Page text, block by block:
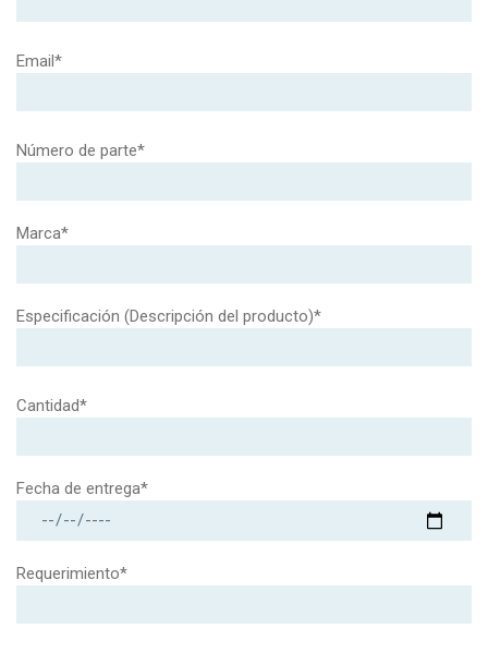
Email*
Número de parte*
Marca*
Especificación (Descripción del producto)*
Cantidad*
Fecha de entrega*
Requerimiento*